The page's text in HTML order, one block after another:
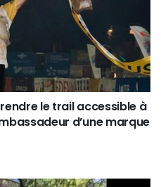
le trail accessible à
d’une marque